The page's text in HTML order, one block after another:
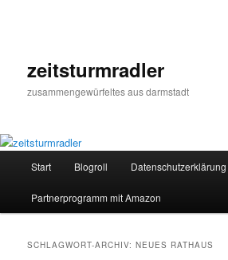
zeitsturmradler
zusammengewürfeltes aus darmstadt
Start Blogroll Datenschutzerklärung
Partnerprogramm mit Amazon
SCHLAGWORT-ARCHIV:NEUES RATHAUS